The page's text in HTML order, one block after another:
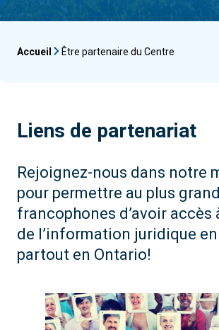
Accueil Être partenaire du Centre
Liens de partenariat
Rejoignez-nous dans notre
pour permettre au plus
francophones d’avoir accès
de l’information juridique
partout en Ontario!